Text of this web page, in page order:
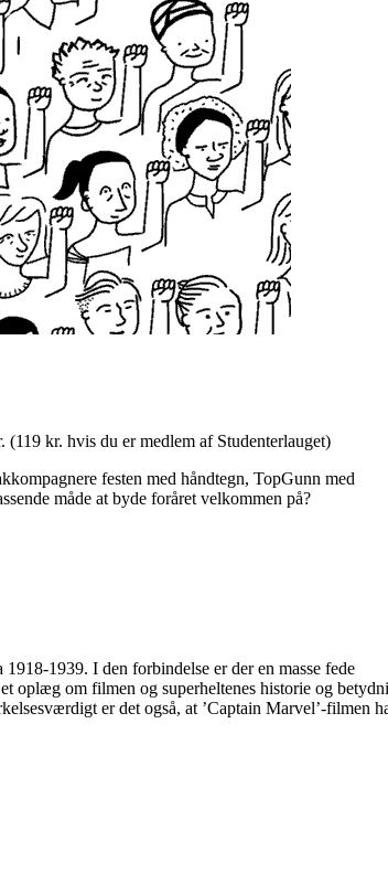
(119 kr. hvis du er medlem af Studenterlauget)
festen med håndtegn, TopGunn med
måde at byde foråret velkommen på?
1939. I den forbindelse er der en masse fede
oplæg om filmen og superheltenes historie og
er det også, at ’Captain Marvel’-filmen